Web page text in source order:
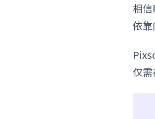
相
依
仅